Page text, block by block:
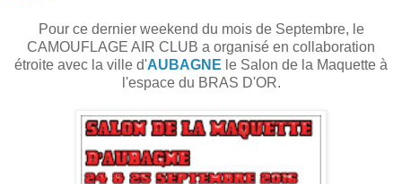
Pour ce dernier weekend du mois de Septembre, le
CAMOUFLAGE AIR CLUB a organisé en collaboration
étroite avec la ville d'AUBAGNE le Salon de la Maquette à
l'espace du BRAS D'OR.